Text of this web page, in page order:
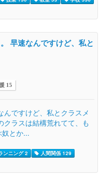
早速なんですけど、私と
15
んですけど、私とクラスメ
クラスは結構荒れてて、も
とか...
ンニング 2
人間関係 129